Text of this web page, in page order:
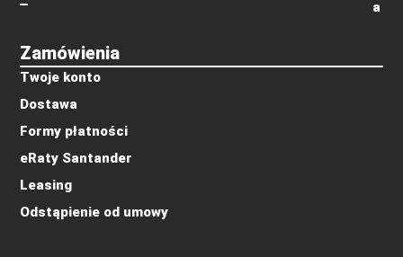
Zamówienia
Twoje konto
Dostawa
Formy płatności
eRaty Santander
Leasing
Odstąpienie od umowy
a